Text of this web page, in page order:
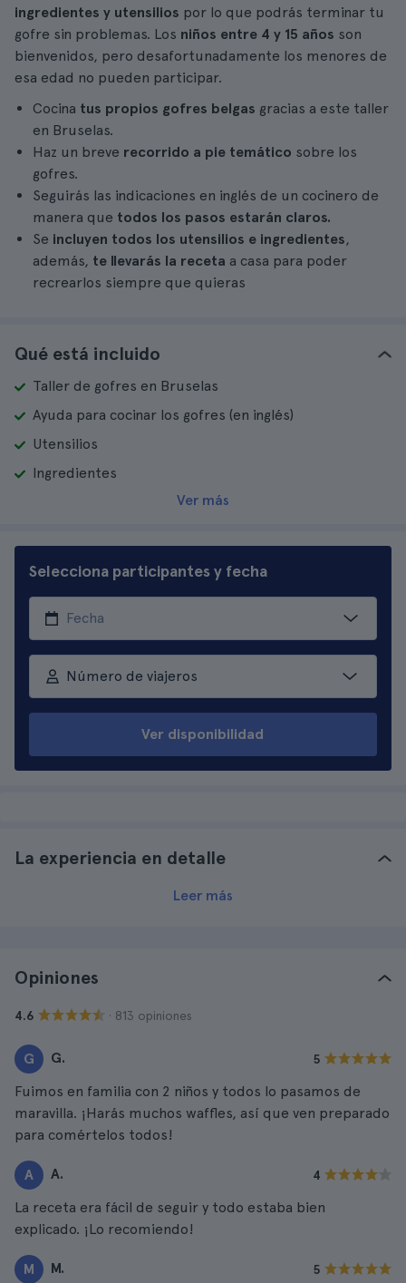
ingredientes y utensilios por lo que podrás terminar tu
gofre sin problemas. Los niños entre 4 y 15 años son
bienvenidos, pero desafortunadamente los menores de
esa edad no pueden participar.
Cocina tus propios gofres belgas gracias a este taller
en Bruselas.
Haz un breve recorrido a pie temático sobre los
gofres.
Seguirás las indicaciones en inglés de un cocinero de
manera que todos los pasos estarán claros.
Se incluyen todos los utensilios e ingredientes,
además, te llevarás la receta a casa para poder
recrearlos siempre que quieras
Qué está incluido
Taller de gofres en Bruselas
Ayuda para cocinar los gofres (en inglés)
Utensilios
Ingredientes
Ver más
Selecciona participantes y fecha
Número de viajeros
Ver disponibilidad
La experiencia en detalle
Leer más
Opiniones
4.6 · 813 opiniones
G G. 5
Fuimos en familia con 2 niños y todos lo pasamos de
maravilla. ¡Harás muchos waffles, así que ven preparado
para comértelos todos!
A A. 4
La receta era fácil de seguir y todo estaba bien
explicado. ¡Lo recomiendo!
M M. 5